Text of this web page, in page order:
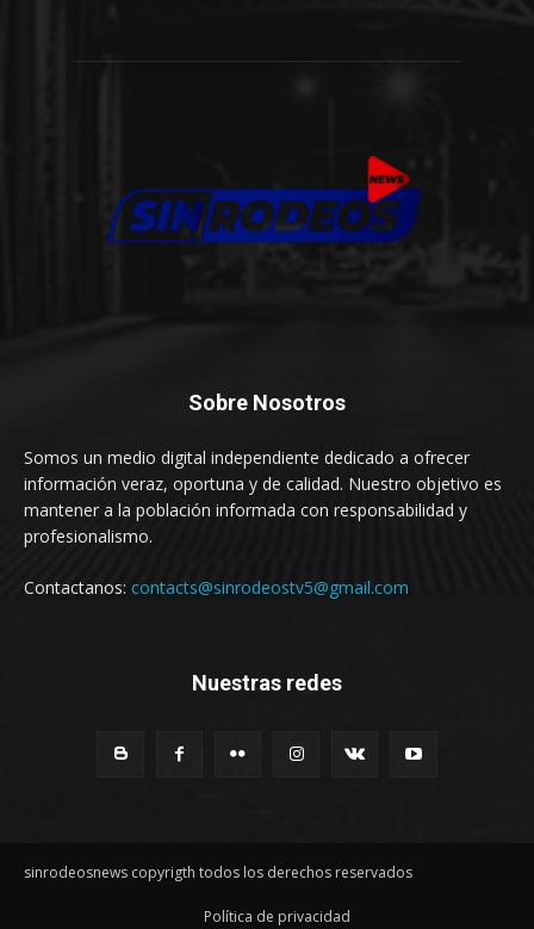
Sobre Nosotros
Somos un medio digital independiente dedicado a ofrecer
información veraz, oportuna y de calidad. Nuestro objetivo es
mantener a la población informada con responsabilidad y
profesionalismo.
Contactanos: contacts@sinrodeostv5@gmail.com
Nuestras redes
sinrodeosnews copyrigth todos los derechos reservados
Política de privacidad